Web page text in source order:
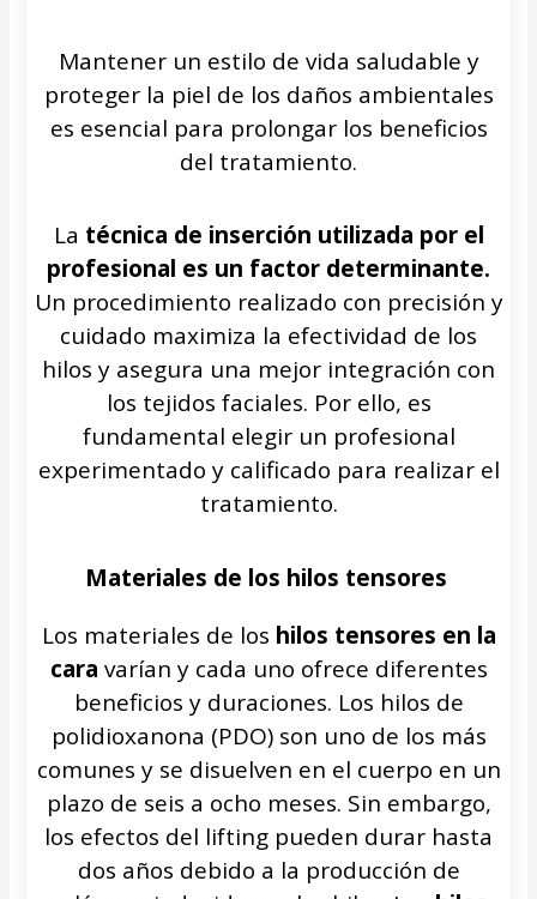
Mantener un estilo de vida saludable y
proteger la piel de los daños ambientales
es esencial para prolongar los beneficios
del tratamiento.
La técnica de inserción utilizada por el
profesional es un factor determinante.
Un procedimiento realizado con precisión y
cuidado maximiza la efectividad de los
hilos y asegura una mejor integración con
los tejidos faciales. Por ello, es
fundamental elegir un profesional
experimentado y calificado para realizar el
tratamiento.
Materiales de los hilos tensores
Los materiales de los hilos tensores en la
cara varían y cada uno ofrece diferentes
beneficios y duraciones. Los hilos de
polidioxanona (PDO) son uno de los más
comunes y se disuelven en el cuerpo en un
plazo de seis a ocho meses. Sin embargo,
los efectos del lifting pueden durar hasta
dos años debido a la producción de